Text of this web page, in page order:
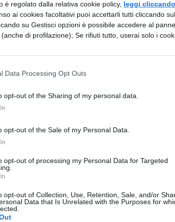
è regolato dalla relativa cookie policy, leggi
ai cookies facoltativi puoi accettarli tutti cliccando
su Gestisci opzioni è possibile accedere al
di profilazione); Se rifiuti tutto, userai solo i
Data Processing Opt Outs
opt-out of the Sharing of my personal data.
opt-out of the Sale of my Personal Data.
opt-out of processing my Personal Data for Targeted
opt-out of Collection, Use, Retention, Sale, and/or
Data that Is Unrelated with the Purposes for
crescente – se la base è
il suo logaritmo è negativo;
MATEMATICA